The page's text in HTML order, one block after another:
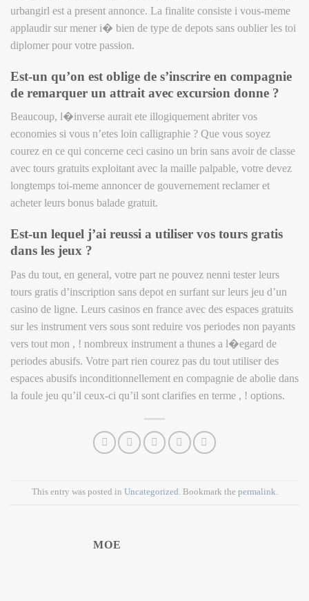
urbangirl est a present annonce. La finalite consiste i vous-meme
applaudir sur mener i� bien de type de depots sans oublier les toi
diplomer pour votre passion.
Est-un qu’on est oblige de s’inscrire en compagnie
de remarquer un attrait avec excursion donne ?
Beaucoup, l�inverse aurait ete illogiquement abriter vos
economies si vous n’etes loin calligraphie ? Que vous soyez
courez en ce qui concerne ceci casino un brin sans avoir de classe
avec tours gratuits exploitant avec la maille palpable, votre devez
longtemps toi-meme annoncer de gouvernement reclamer et
acheter leurs bonus balade gratuit.
Est-un lequel j’ai reussi a utiliser vos tours gratis
dans les jeux ?
Pas du tout, en general, votre part ne pouvez nenni tester leurs
tours gratis d’inscription sans depot en surfant sur leurs jeu d’un
casino de ligne. Leurs casinos en france avec des espaces gratuits
sur les instrument vers sous sont reduire vos periodes non payants
vers tout mon , ! nombreux instrument a thunes a l�egard de
periodes abusifs. Votre part rien courez pas du tout utiliser des
espaces abusifs inconditionnellement en compagnie de abolie dans
la foule jeu qu’il ceux-ci qu’il sont clarifies en terme , ! options.
This entry was posted in Uncategorized. Bookmark the permalink.
MOE